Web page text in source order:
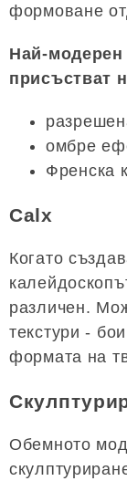
формоване
Най-модерен
присъстват
омбре
Френска
Calx
Когато
различен.
текстури -
формата на
Обемното